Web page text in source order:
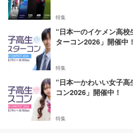
特集
“日本一のイケメン高
ターコン2026」開催中！
特集
“日本一かわいい女子
コン2026」開催中！
特集